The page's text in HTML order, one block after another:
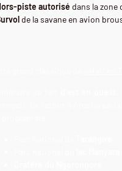
piste autorisé dans la zone
de la savane en avion